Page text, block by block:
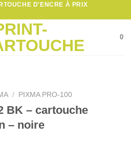
D'ENCRE À PRIX
0
/ PIXMA PRO-100
BK – cartouche
– noire